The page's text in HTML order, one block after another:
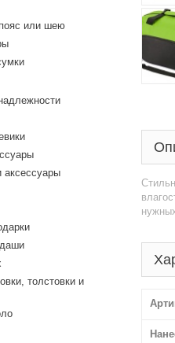
или шею
аксессуары
толстовки и